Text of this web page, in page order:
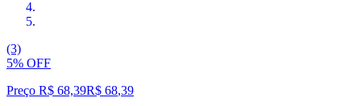
(3)
5% OFF
Preço R$ 68,39R$ 68,39